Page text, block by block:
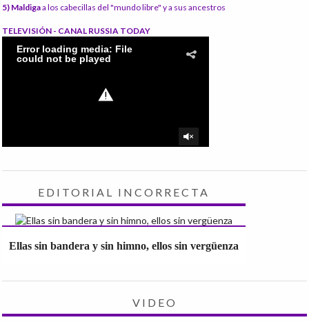
5) Maldigaa los cabecillas del "mundo libre" y a sus ancestros
TELEVISIÓN - CANAL RUSSIA TODAY
EDITORIAL INCORRECTA
Ellas sin bandera y sin himno, ellos sin vergüenza
VIDEO